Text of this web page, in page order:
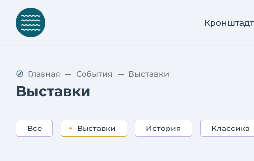
Кронштадт
Выставки
Главная События Выставки
Все Выставки История Классика